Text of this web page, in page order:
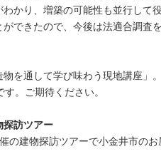
かり、増築の可能性も並行して
できたので、今後は法適合調査
を通して学び味わう現地講座」
。ご期待ください。
訪ツアー
の建物探訪ツアーで小金井市の